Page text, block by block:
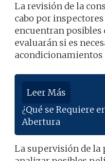
La revisión de la
cabo por
encuentran posibles
evaluarán si es
acondicionamientos
Leer Más
¿Qué se Requiere
Abertura
La supervisión de la